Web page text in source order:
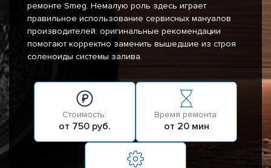
ремонте Smeg. Немалую роль здесь играет
правильное использование сервисных мануалов
производителей: оригинальные рекомендации
помогают корректно заменить вышедшие из строя
соленоиды системы залива.
Стоимость:
от 750 руб.
Время ремонта:
от 20 мин